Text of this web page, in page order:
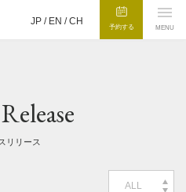
JP / EN /CH
予約する MENU
リリース
ALL